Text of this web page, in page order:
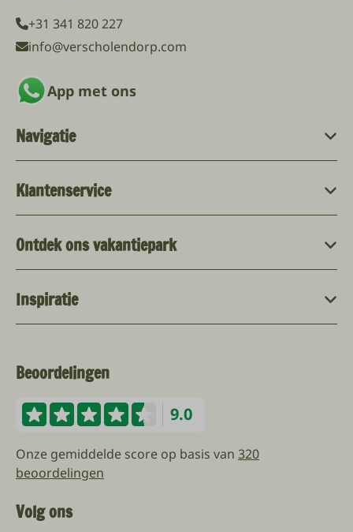
+31 341 820 227
info@verscholendorp.com
App met ons
Navigatie
Klantenservice
Ontdek ons vakantiepark
Inspiratie
Beoordelingen
9.0
Onze gemiddelde score op basis van 320
beoordelingen
Volg ons